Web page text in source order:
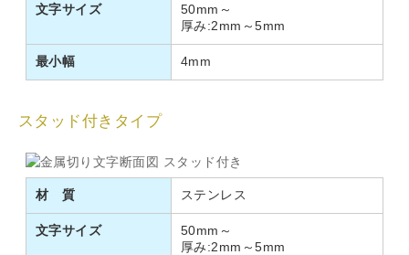
文字サイズ
50mm～
厚み:2mm～5mm
最小幅 4mm
スタッド付きタイプ
材 質 ステンレス
文字サイズ
50mm～
厚み:2mm～5mm